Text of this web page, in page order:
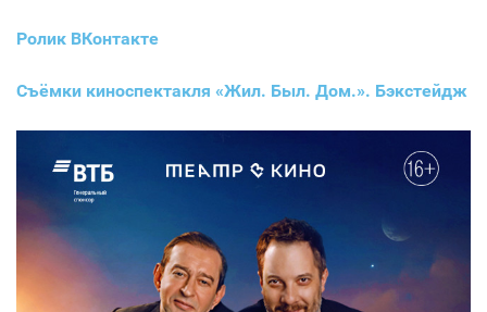
Ролик ВКонтакте
Съёмки киноспектакля «Жил. Был. Дом.». Бэкстейдж